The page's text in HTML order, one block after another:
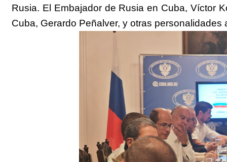
Rusia. El Embajador de Rusia en Cuba,Víctor
Cuba, Gerardo Peñalver, y otras